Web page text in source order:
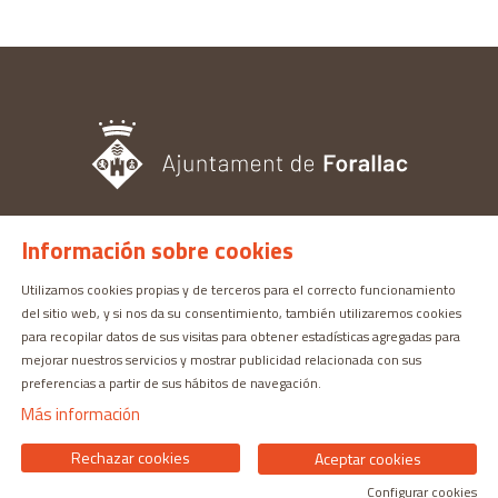
OFICINA DE TURISMO
Pl. del Castell, 3 17113 | PERATALLADA (GIRONA)
872 987 030 | turisme@forallac.cat
Información sobre cookies
Utilizamos cookies propias y de terceros para el correcto funcionamiento
del sitio web, y si nos da su consentimiento, también utilizaremos cookies
para recopilar datos de sus visitas para obtener estadísticas agregadas para
mejorar nuestros servicios y mostrar publicidad relacionada con sus
preferencias a partir de sus hábitos de navegación.
Más información
Aceptar cookies
Rechazar cookies
Configurar cookies